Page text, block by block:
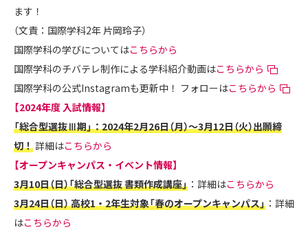
ます！
（文責：国際学科2年 片岡玲子）
国際学科の学びについてはこちらから
国際学科のチバテレ制作による学科紹介動画はこちらから
国際学科の公式Instagramも更新中！ フォローはこちらから
【2024年度 入試情報】
「総合型選抜Ⅲ期」：2024年2月26日（月）～3月12日（火）出願締
切！詳細はこちらから
【オープンキャンパス・イベント情報】
3月10日（日）「総合型選抜 書類作成講座」 ：詳細はこちらから
3月24日（日） 高校1・2年生対象「春のオープンキャンパス」 ：詳細
はこちらから